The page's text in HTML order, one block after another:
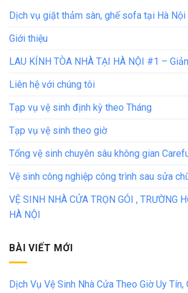
Dịch vụ giặt thảm sàn, ghế sofa tại Hà Nội
Giới thiệu
LAU KÍNH TÒA NHÀ TẠI HÀ NỘI #1 –
Liên hệ với chúng tôi
Tạp vụ vệ sinh định kỳ theo Tháng
Tạp vụ vệ sinh theo giờ
Tổng vệ sinh chuyên sâu không gian
Vệ sinh công nghiệp công trình sau sửa
VỆ SINH NHÀ CỬA TRỌN GÓI , TRƯỜNG
HÀ NỘI
BÀI VIẾT MỚI
Dịch Vụ Vệ Sinh Nhà Cửa Theo Giờ Uy Tín,